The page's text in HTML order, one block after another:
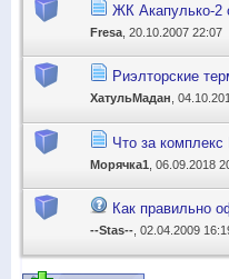
ЖК Акапулько-2
Fresa , 20.10.2007 22:07
Риэлторские
ХатульМадан ,
Что за
Морячка1 , 06.09.2018
Как правильно
--Stas-- , 02.04.2009